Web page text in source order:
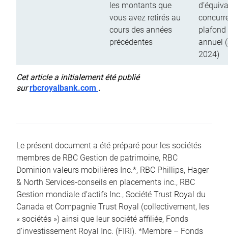
les montants que
vous avez retirés au
cours des années
précédentes
annuel
2024)
Cet article a initialement été publié
surrbcroyalbank.com .
Le présent document a été préparé pour les sociétés
membres de RBC Gestion de patrimoine, RBC
Dominion valeurs mobilières Inc.*, RBC Phillips, Hager
& North Services-conseils en placements inc., RBC
Gestion mondiale d’actifs Inc., Société Trust Royal du
Canada et Compagnie Trust Royal (collectivement, les
« sociétés ») ainsi que leur société affiliée, Fonds
d’investissement Royal Inc. (FIRI). *Membre – Fonds